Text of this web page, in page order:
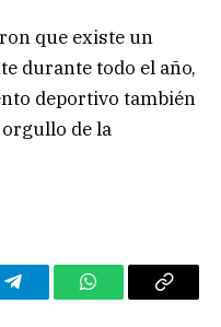
que existe un
durante todo el año,
deportivo también
de la
TelegramWhatsAppCopy